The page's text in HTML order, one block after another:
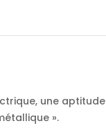
une aptitude
».